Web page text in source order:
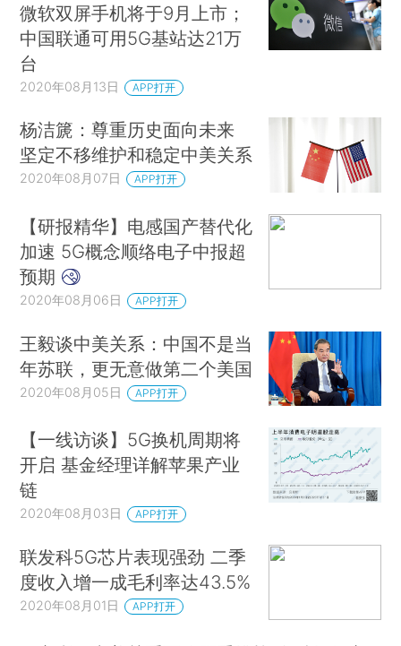
微软双屏手机将于9月上市；
中国联通可用5G基站达21万
台
2020年08月13日 APP打开
杨洁篪：尊重历史面向未来
坚定不移维护和稳定中美关系
2020年08月07日 APP打开
【研报精华】电感国产替代化
加速 5G概念顺络电子中报超
预期
2020年08月06日 APP打开
王毅谈中美关系：中国不是当
年苏联，更无意做第二个美国
2020年08月05日 APP打开
【一线访谈】5G换机周期将
开启 基金经理详解苹果产业
链
2020年08月03日 APP打开
联发科5G芯片表现强劲 二季
度收入增一成毛利率达43.5%
2020年08月01日 APP打开